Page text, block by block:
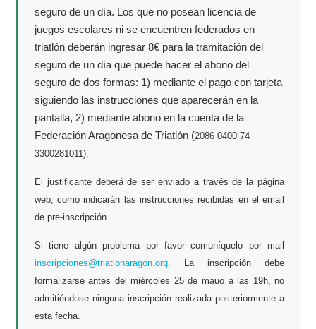
seguro de un día. Los que no posean licencia de
juegos escolares ni se encuentren federados en
triatlón deberán ingresar 8€ para la tramitación del
seguro de un día que puede hacer el abono del
seguro de dos formas: 1) mediante el pago con tarjeta
siguiendo las instrucciones que aparecerán en la
pantalla, 2) mediante abono en la cuenta de la
Federación Aragonesa de Triatlón (2086 0400 74
3300281011).
El justificante deberá de ser enviado a través de la página
web, como indicarán las instrucciones recibidas en el email
de pre-inscripción.
Si tiene algún problema por favor comuníquelo por mail
inscripciones@triatlonaragon.org. La inscripción debe
formalizarse antes del miércoles 25 de mauo a las 19h, no
admitiéndose ninguna inscripción realizada posteriormente a
esta fecha.